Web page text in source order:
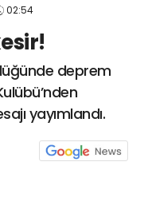
02:54
deprem
yayımlandı.